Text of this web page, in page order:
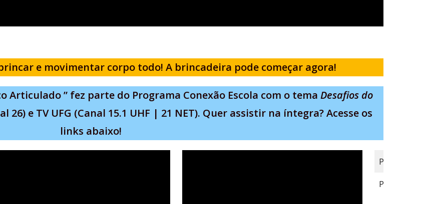
e movimentar corpo todo! A brincadeira pode começar agora!
Articulado ” fez parte do Programa Conexão Escola com o tema Desafios do
e TV UFG (Canal 15.1 UHF | 21 NET). Quer assistir na íntegra? Acesse os
links abaixo!
Professora